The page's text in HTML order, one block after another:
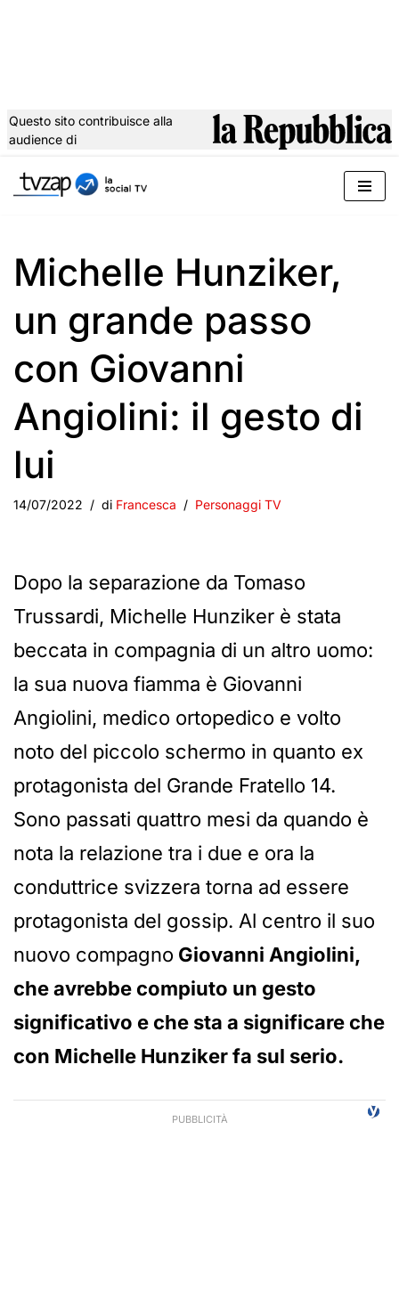
al
Questo sito contribuisce alla
audience di
Michelle Hunziker,
un grande passo
con Giovanni
Angiolini: il gesto di
lui
14/07/2022 di Francesca Personaggi TV
Dopo la separazione da Tomaso
Trussardi, Michelle Hunziker è stata
beccata in compagnia di un altro uomo:
la sua nuova fiamma è Giovanni
Angiolini, medico ortopedico e volto
noto del piccolo schermo in quanto ex
protagonista del Grande Fratello 14.
Sono passati quattro mesi da quando è
nota la relazione tra i due e ora la
conduttrice svizzera torna ad essere
protagonista del gossip. Al centro il suo
nuovo compagno Giovanni Angiolini,
che avrebbe compiuto un gesto
significativo e che sta a significare che
con Michelle Hunziker fa sul serio.